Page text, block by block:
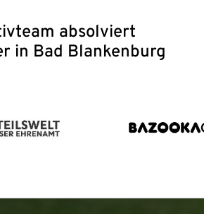
absolviert
in Bad Blankenburg